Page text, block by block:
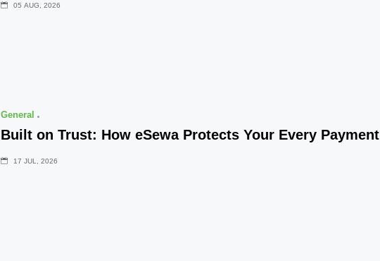
05 AUG, 2026
General
Built on Trust: How eSewa Protects Your Every Payment
17 JUL, 2026